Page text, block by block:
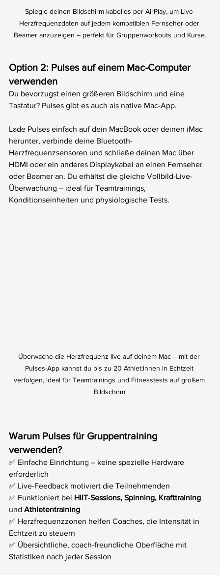
Spiegle deinen Bildschirm kabellos per AirPlay, um Live-
Herzfrequenzdaten auf jedem kompatiblen Fernseher oder
Beamer anzuzeigen – perfekt für Gruppenworkouts und Kurse.
Option 2: Pulses auf einem Mac-Computer
verwenden
Du bevorzugst einen größeren Bildschirm und eine
Tastatur? Pulses gibt es auch als native Mac-App.
Lade Pulses einfach auf dein MacBook oder deinen iMac
herunter, verbinde deine Bluetooth-
Herzfrequenzsensoren und schließe deinen Mac über
HDMI oder ein anderes Displaykabel an einen Fernseher
oder Beamer an. Du erhältst die gleiche Vollbild-Live-
Überwachung – ideal für Teamtrainings,
Konditionseinheiten und physiologische Tests.
Überwache die Herzfrequenz live auf deinem Mac – mit der
Pulses-App kannst du bis zu 20 Athlet:innen in Echtzeit
verfolgen, ideal für Teamtrainings und Fitnesstests auf großem
Bildschirm.
Warum Pulses für Gruppentraining
verwenden?
✅ Einfache Einrichtung – keine spezielle Hardware
erforderlich
✅ Live-Feedback motiviert die Teilnehmenden
✅ Funktioniert bei HIIT-Sessions, Spinning, Krafttraining
und Athletentraining
✅ Herzfrequenzzonen helfen Coaches, die Intensität in
Echtzeit zu steuern
✅ Übersichtliche, coach-freundliche Oberfläche mit
Statistiken nach jeder Session